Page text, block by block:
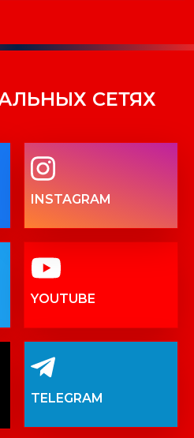
СЕТЯХ
INSTAGRAM
YOUTUBE
TELEGRAM